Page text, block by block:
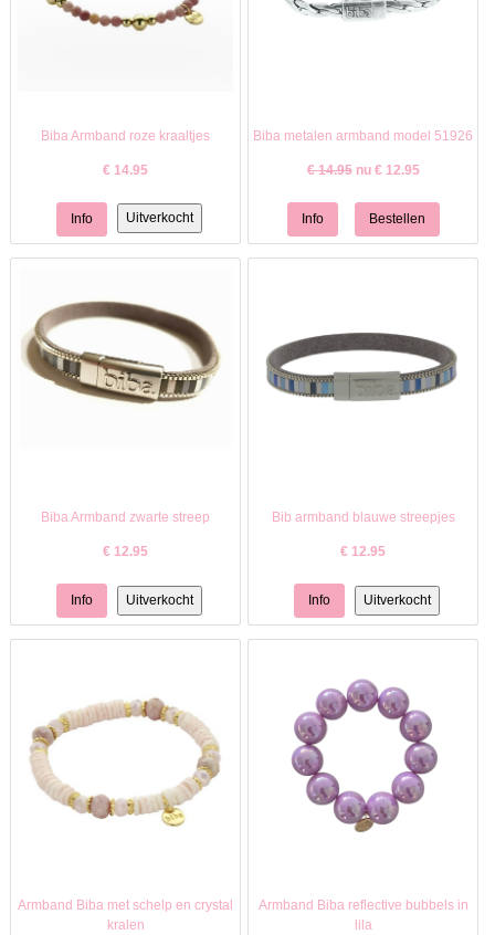
Biba Armband roze kraaltjes
€ 14.95
Biba metalen armband model 51926
€ 14.95nu € 12.95
Biba Armband zwarte streep
€ 12.95
Bib armband blauwe streepjes
€ 12.95
Armband Biba met schelp en crystal
kralen
Armband Biba reflective bubbels in
lila